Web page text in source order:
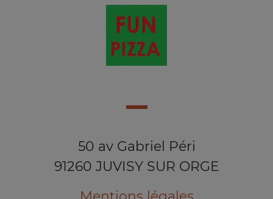
50 av Gabriel Péri
91260 JUVISY SUR ORGE